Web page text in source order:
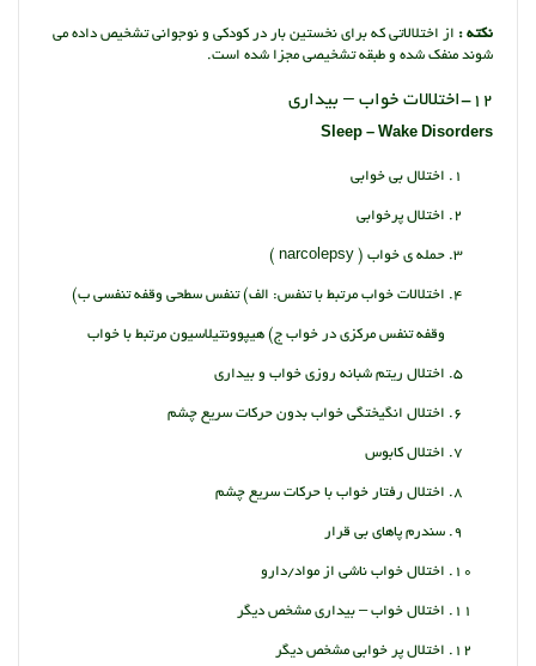
نکته : از اختلالاتی که برای نخستین بار در کودکی و نوجوانی تشخیص داده می
شوند منفک شده و طبقه تشخیصی مجزا شده است.
12-اختلالات خواب – بیداری
Sleep – Wake Disorders
اختلال بی خوابی
اختلال پرخوابی
حمله ی خواب ( narcolepsy )
اختلالات خواب مرتبط با تنفس: الف) تنفس سطحی وقفه تنفسی ب)
وقفه تنفس مرکزی در خواب ج) هیپوونتیلاسیون مرتبط با خواب
اختلال ریتم شبانه روزی خواب و بیداری
اختلال انگیختگی خواب بدون حرکات سریع چشم
اختلال کابوس
اختلال رفتار خواب با حرکات سریع چشم
سندرم پاهای بی قرار
اختلال خواب ناشی از مواد/دارو
اختلال خواب – بیداری مشخص دیگر
اختلال پر خوابی مشخص دیگر